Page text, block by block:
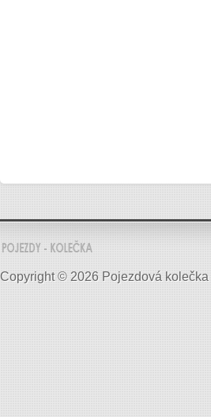
Copyright © 2026 Pojezdová